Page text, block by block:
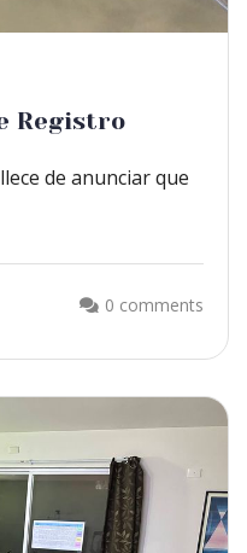
Registro
de anunciar que
0 comments